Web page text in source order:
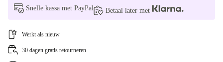
Snelle kassa met PayPal
Betaal later met
Werkt als nieuw
30 dagen gratis retourneren